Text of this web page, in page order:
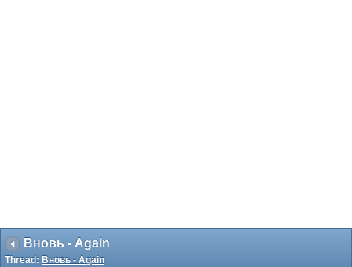
Вновь - Again
Thread: Вновь - Again